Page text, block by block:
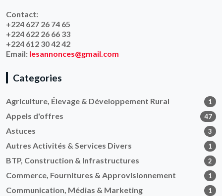
Contact:
+224 627 26 74 65
+224 622 26 66 33
+224 612 30 42 42
Email: lesannonces@gmail.com
Categories
Agriculture, Élevage & Développement Rural 1
Appels d'offres 47
Astuces 3
Autres Activités & Services Divers 1
BTP, Construction & Infrastructures 2
Commerce, Fournitures & Approvisionnement 1
Communication, Médias & Marketing 1